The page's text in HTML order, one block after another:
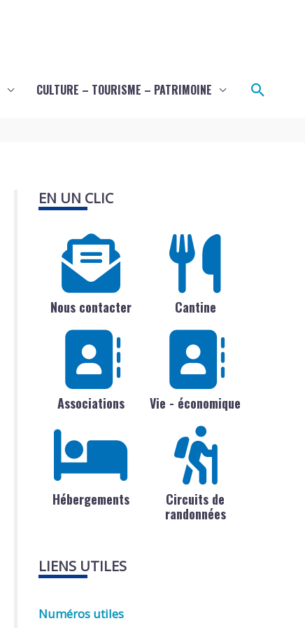
CULTURE – TOURISME – PATRIMOINE
EN UN CLIC
Nous contacter Cantine
Associations Vie - économique
Hébergements
Circuits de
randonnées
LIENS UTILES
Numéros utiles